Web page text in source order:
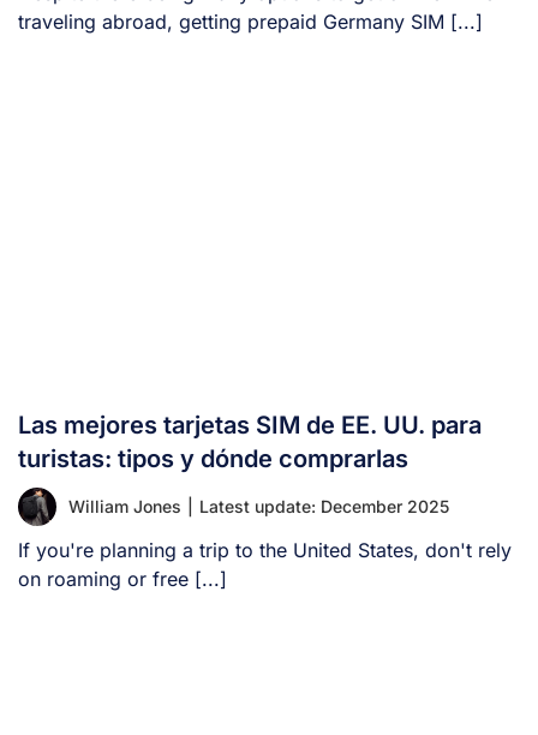
traveling abroad, getting prepaid Germany SIM [...]
Las mejores tarjetas SIM de EE. UU. para
turistas: tipos y dónde comprarlas
William Jones Latest update: December 2025
If you're planning a trip to the United States, don't rely
on roaming or free [...]